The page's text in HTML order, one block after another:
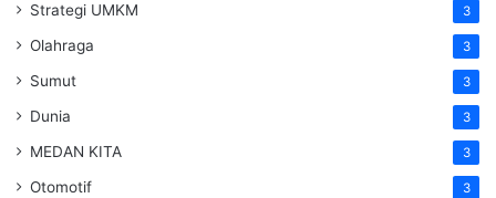
Strategi UMKM 3
Olahraga 3
Sumut 3
Dunia 3
MEDAN KITA 3
Otomotif 3